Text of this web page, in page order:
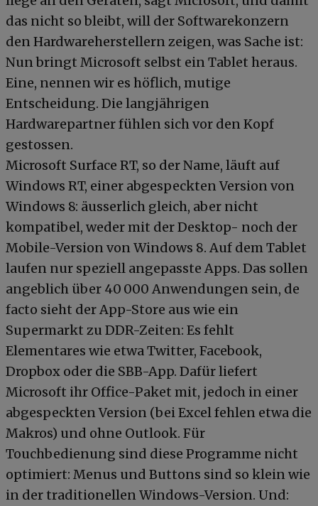
das nicht so bleibt, will der Softwarekonzern
den Hardwareherstellern zeigen, was Sache ist:
Nun bringt Microsoft selbst ein Tablet heraus.
Eine, nennen wir es höflich, mutige
Entscheidung. Die langjährigen
Hardwarepartner fühlen sich vor den Kopf
gestossen.
Microsoft Surface RT, so der Name, läuft auf
Windows RT, einer abgespeckten Version von
Windows 8: äusserlich gleich, aber nicht
kompatibel, weder mit der Desktop- noch der
Mobile-Version von Windows 8. Auf dem Tablet
laufen nur speziell angepasste Apps. Das sollen
angeblich über 40 000 Anwendungen sein, de
facto sieht der App-Store aus wie ein
Supermarkt zu DDR-Zeiten: Es fehlt
Elementares wie etwa Twitter, Facebook,
Dropbox oder die SBB-App. Dafür liefert
Microsoft ihr Office-Paket mit, jedoch in einer
abgespeckten Version (bei Excel fehlen etwa die
Makros) und ohne Outlook. Für
Touchbedienung sind diese Programme nicht
optimiert: Menus und Buttons sind so klein wie
in der traditionellen Windows-Version. Und: